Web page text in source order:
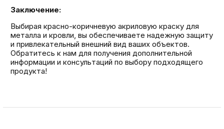
Заключение:
Выбирая красно-коричневую акриловую краску для
металла и кровли, вы обеспечиваете надежную защиту
и привлекательный внешний вид ваших объектов.
Обратитесь к нам для получения дополнительной
информации и консультаций по выбору подходящего
продукта!